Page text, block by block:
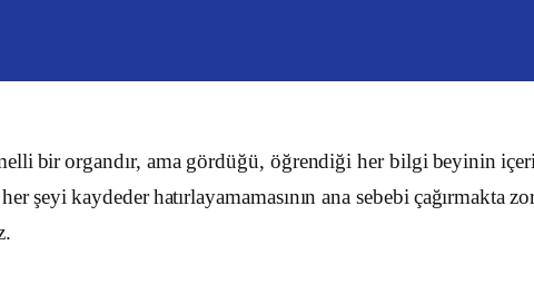
birorgandır, ama gördüğü, öğrendiği herbilgi beyinin
şeyikaydeder hatırlayamamasının anasebebi çağırmakta
.